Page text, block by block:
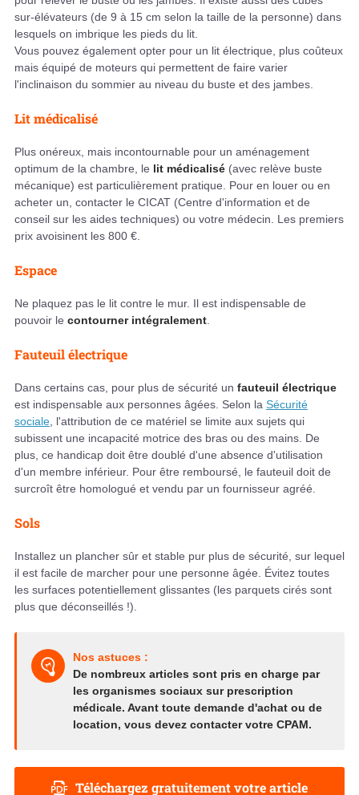
sur-élévateurs (de 9 à 15 cm selon la taille de la personne) dans
lesquels on imbrique les pieds du lit.
Vous pouvez également opter pour un lit électrique, plus coûteux
mais équipé de moteurs qui permettent de faire varier
l'inclinaison du sommier au niveau du buste et des jambes.
Lit médicalisé
Plus onéreux, mais incontournable pour un aménagement
optimum de la chambre, le lit médicalisé (avec relève buste
mécanique) est particulièrement pratique. Pour en louer ou en
acheter un, contacter le CICAT (Centre d'information et de
conseil sur les aides techniques) ou votre médecin. Les premiers
prix avoisinent les 800 €.
Espace
Ne plaquez pas le lit contre le mur. Il est indispensable de
pouvoir le contourner intégralement
Fauteuil électrique
Dans certains cas, pour plus de sécurité un fauteuil électrique
est indispensable aux personnes âgées. Selon la Sécurité
sociale , l'attribution de ce matériel se limite aux sujets qui
subissent une incapacité motrice des bras ou des mains. De
plus, ce handicap doit être doublé d'une absence d'utilisation
d'un membre inférieur. Pour être remboursé, le fauteuil doit de
surcroît être homologué et vendu par un fournisseur agréé.
Sols
Installez un plancher sûr et stable pur plus de sécurité, sur lequel
il est facile de marcher pour une personne âgée. Évitez toutes
les surfaces potentiellement glissantes (les parquets cirés sont
plus que déconseillés !).
Nos astuces :
De nombreux articles sont pris en charge par
les organismes sociaux sur prescription
médicale. Avant toute demande d'achat ou de
location, vous devez contacter votre CPAM.
Téléchargez gratuitement votre article